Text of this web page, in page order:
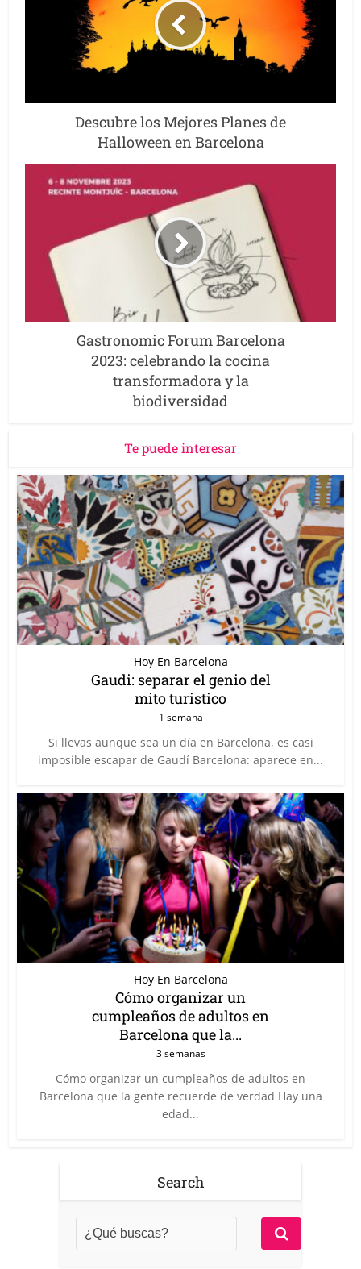
Descubre los Mejores Planes de
Halloween en Barcelona
Gastronomic Forum Barcelona
2023: celebrando la cocina
transformadora y la
biodiversidad
Te puede interesar
Hoy En Barcelona
Gaudi: separar el genio del
mito turistico
1 semana
Si llevas aunque sea un día en Barcelona, es casi
imposible escapar de Gaudí Barcelona: aparece en...
Hoy En Barcelona
Cómo organizar un
cumpleaños de adultos en
Barcelona que la...
3 semanas
Cómo organizar un cumpleaños de adultos en
Barcelona que la gente recuerde de verdad Hay una
edad...
Search